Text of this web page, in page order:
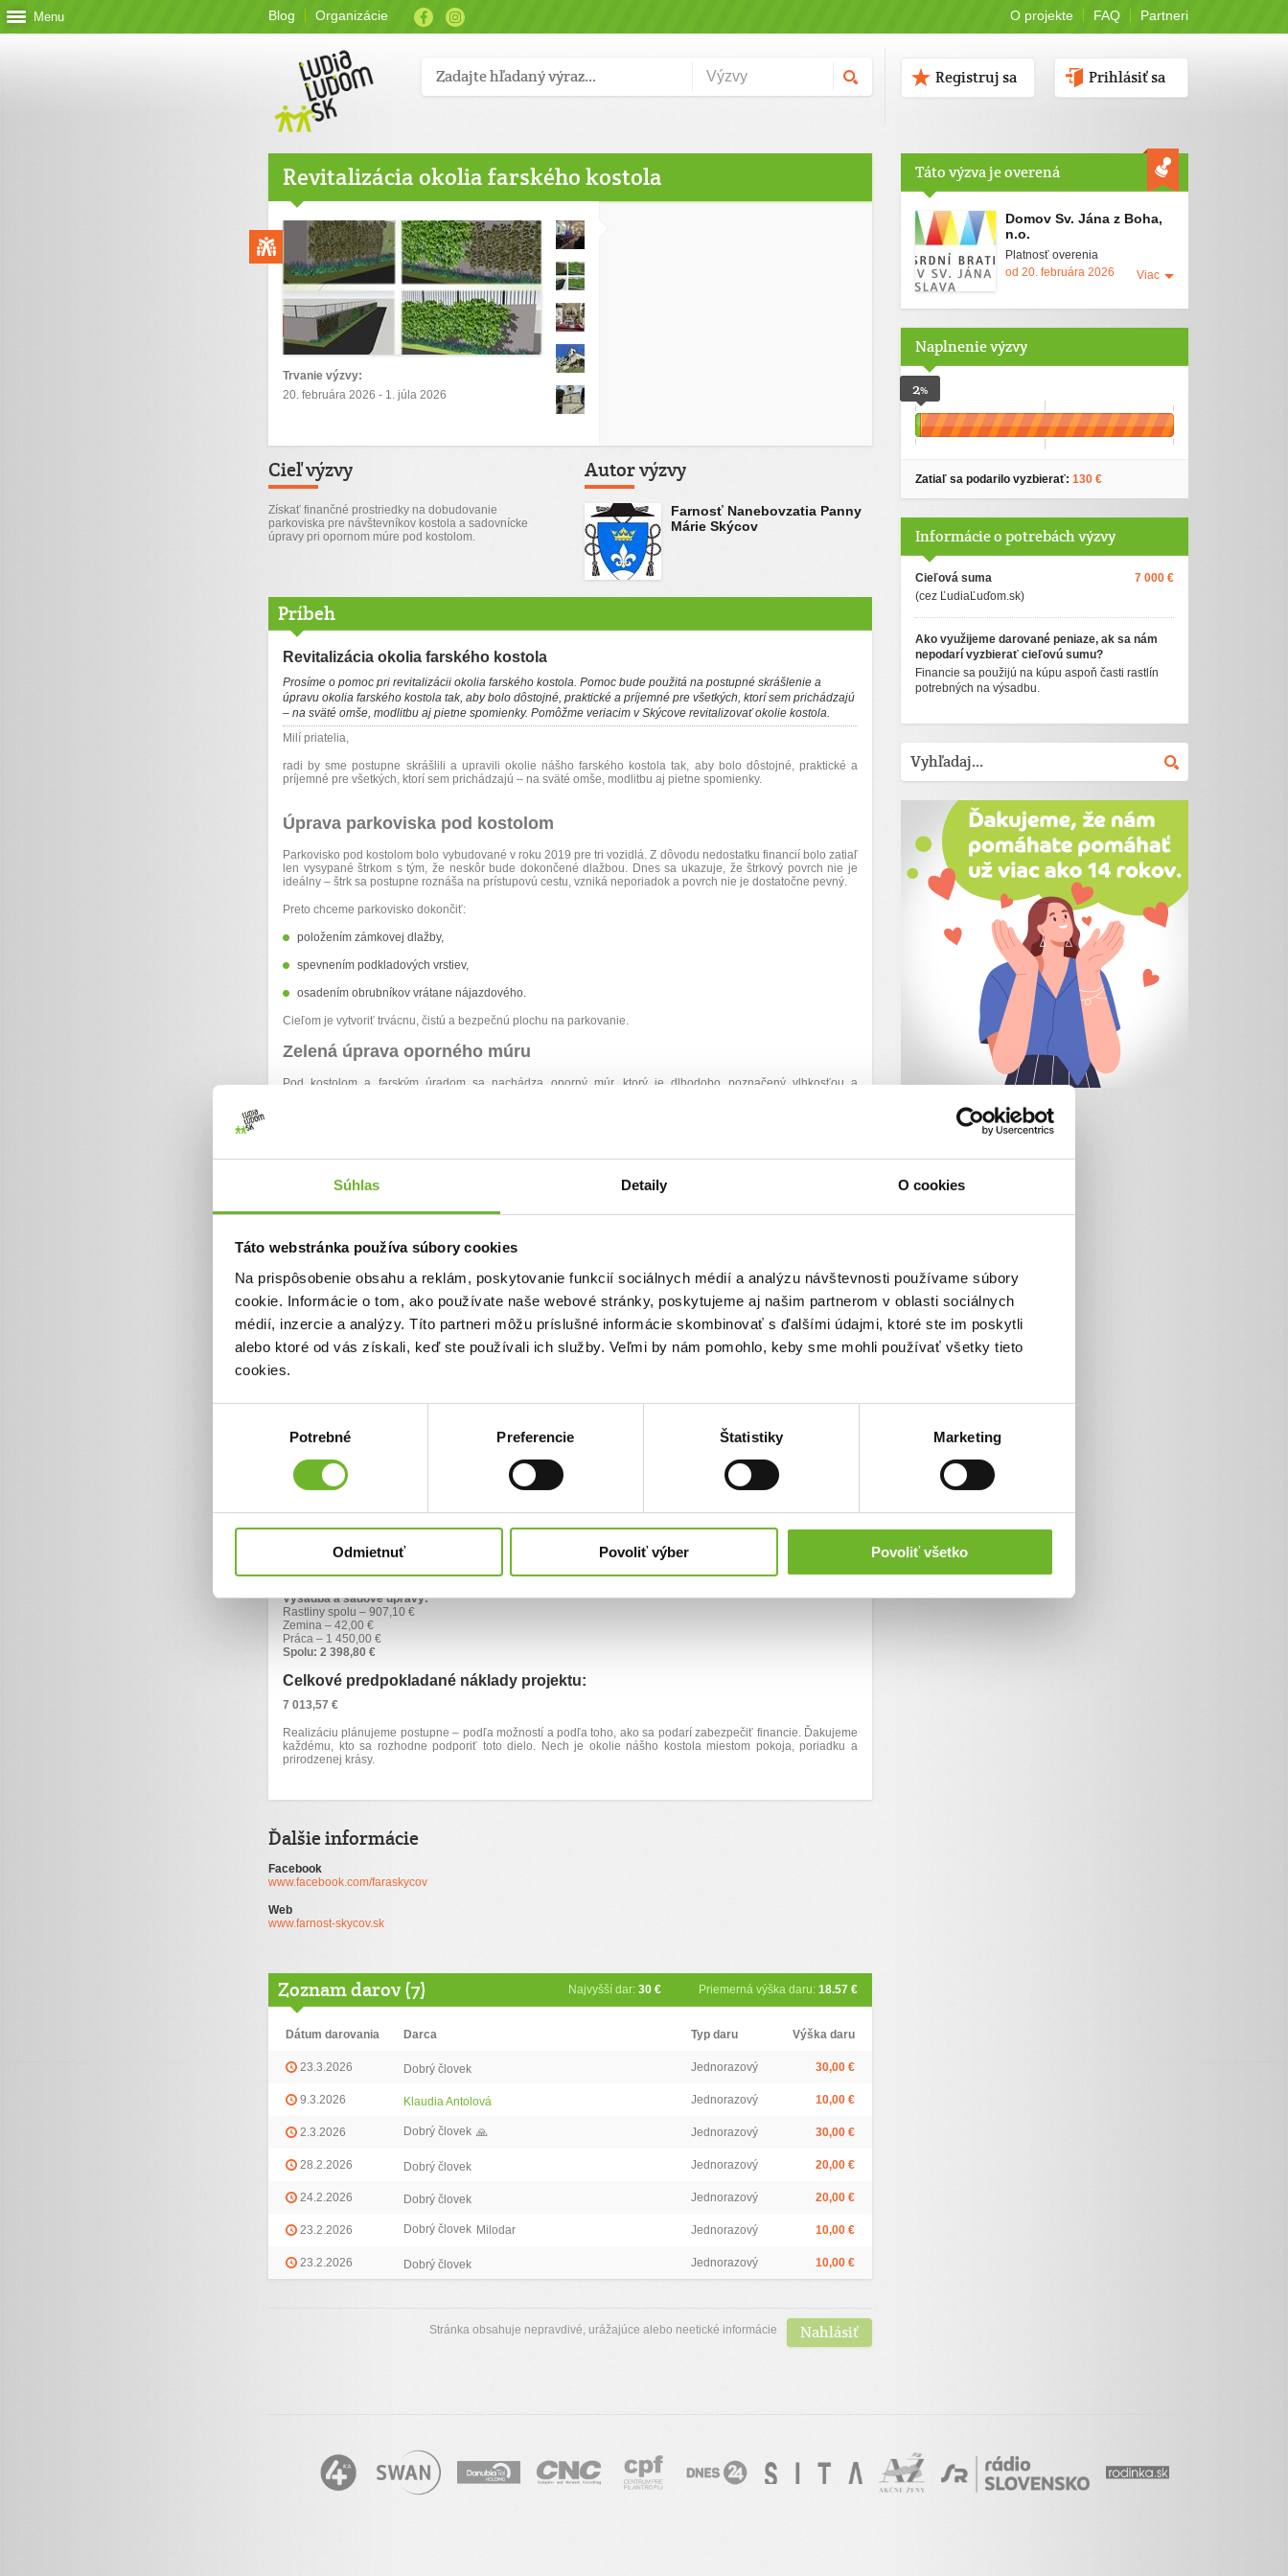
Súhlas Detaily O cookies
Táto webstránka používa súbory cookies
Na prispôsobenie obsahu a reklám, poskytovanie funkcií sociálnych médií a analýzu návštevnosti používame súbory
cookie. Informácie o tom, ako používate naše webové stránky, poskytujeme aj našim partnerom v oblasti sociálnych
médií, inzercie a analýzy. Títo partneri môžu príslušné informácie skombinovať s ďalšími údajmi, ktoré ste im poskytli
alebo ktoré od vás získali, keď ste používali ich služby. Veľmi by nám pomohlo, keby sme mohli používať všetky tieto
cookies.
Potrebné Preferencie Štatistiky Marketing
Odmietnuť Povoliť výber Povoliť všetko
Menu Blog Organizácie O projekte FAQ Partneri
Prihlásiť sa
Registruj sa
Revitalizácia okolia farského kostola
Trvanie výzvy:
20. februára 2026 - 1. júla 2026
Cieľ výzvy
Získať finančné prostriedky na dobudovanie
parkoviska pre návštevníkov kostola a sadovnícke
úpravy pri opornom múre pod kostolom.
Autor výzvy
Farnosť Nanebovzatia Panny
Márie Skýcov
Príbeh
Revitalizácia okolia farského kostola
Prosíme o pomoc pri revitalizácii okolia farského kostola. Pomoc bude použitá na postupné skrášlenie a
úpravu okolia farského kostola tak, aby bolo dôstojné, praktické a príjemné pre všetkých, ktorí sem prichádzajú
– na sväté omše, modlitbu aj pietne spomienky. Pomôžme veriacim v Skýcove revitalizovať okolie kostola.
Milí priatelia,
radi by sme postupne skrášlili a upravili okolie nášho farského kostola tak, aby bolo dôstojné, praktické a
príjemné pre všetkých, ktorí sem prichádzajú – na sväté omše, modlitbu aj pietne spomienky.
Úprava parkoviska pod kostolom
Parkovisko pod kostolom bolo vybudované v roku 2019 pre tri vozidlá. Z dôvodu nedostatku financií bolo zatiaľ
len vysypané štrkom s tým, že neskôr bude dokončené dlažbou. Dnes sa ukazuje, že štrkový povrch nie je
ideálny – štrk sa postupne roznáša na prístupovú cestu, vzniká neporiadok a povrch nie je dostatočne pevný.
Preto chceme parkovisko dokončiť:
položením zámkovej dlažby,
spevnením podkladových vrstiev,
osadením obrubníkov vrátane nájazdového.
Cieľom je vytvoriť trvácnu, čistú a bezpečnú plochu na parkovanie.
Zelená úprava oporného múru
Pod kostolom a farským úradom sa nachádza oporný múr, ktorý je dlhodobo poznačený vlhkosťou a
nachádza sa tu pomník padlým vojakom z I. a II. svetovej vojny,
Chceme, aby toto miesto pôsobilo upravene, dôstojne a príjemne.
Plánovaná výsadba zahŕňa:
kocúrnik – nenáročnú trvalku s jemnými levanduľovo-modrými kvetmi, ktoré kvitnú od mája do augusta a v
priebehu 2–3 rokov vytvoria súvislý pás popri múre,
brečtan v dvoch odrodách – stálozelenú popínavú rastlinu,
Rastliny nevyžadujú špeciálnu oporu ani náročnú údržbu. Ich cieľom je opticky znížiť výšku múru, prekryť
Rozpočet projektu
Úprava parkoviska:
Zámková dlažba – 953,67 €
Parkové obrubníky – 98,10 €
Podkladové vrstvy – 564,40 €
Doprava materiálu – 60,00 €
Práca – 2 713,60 €
Výsadba a sadové úpravy:
Rastliny spolu – 907,10 €
Zemina – 42,00 €
Práca – 1 450,00 €
Spolu: 2 398,80 €
Celkové predpokladané náklady projektu:
7 013,57 €
Realizáciu plánujeme postupne – podľa možností a podľa toho, ako sa podarí zabezpečiť financie. Ďakujeme
každému, kto sa rozhodne podporiť toto dielo. Nech je okolie nášho kostola miestom pokoja, poriadku a
prirodzenej krásy.
Ďalšie informácie
Facebook
www.facebook.com/faraskycov
Web
www.farnost-skycov.sk
Zoznam darov (7) Najvyšší dar: 30 € Priemerná výška daru: 18.57 €
Dátum darovania Darca Typ daru Výška daru
23.3.2026 Dobrý človek Jednorazový 30,00 €
9.3.2026 Klaudia Antolová Jednorazový 10,00 €
2.3.2026 Dobrý človek 🙏 Jednorazový 30,00 €
28.2.2026 Dobrý človek Jednorazový 20,00 €
24.2.2026 Dobrý človek Jednorazový 20,00 €
23.2.2026 Dobrý človek Milodar Jednorazový 10,00 €
23.2.2026 Dobrý človek Jednorazový 10,00 €
Nahlásiť
Stránka obsahuje nepravdivé, urážajúce alebo neetické informácie
Táto výzva je overená
Domov Sv. Jána z Boha,
n.o.
Platnosť overenia
od 20. februára 2026
Viac
Naplnenie výzvy
2%
Zatiaľ sa podarilo vyzbierať: 130 €
Informácie o potrebách výzvy
Cieľová suma
(cez ĽudiaĽuďom.sk)
7 000 €
Ako využijeme darované peniaze, ak sa nám
nepodarí vyzbierať cieľovú sumu?
Financie sa použijú na kúpu aspoň časti rastlín
potrebných na výsadbu.